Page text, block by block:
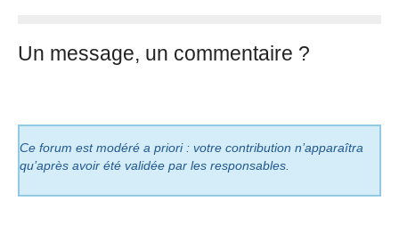
Un message, un commentaire ?
Ce forum est modéré a priori : votre contribution n’apparaîtra
qu’après avoir été validée par les responsables.